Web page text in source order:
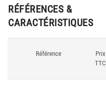
RÉFÉRENCES &
CARACTÉRISTIQUES
Référence
Prix
TTC